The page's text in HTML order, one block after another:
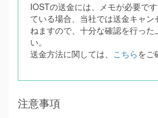
IOSTの送金には、メモが必要で
ている場合、当社では送金キャ
ねますので、十分な確認を行った
い。
送金方法に関しては、 こちらをご
注意事項